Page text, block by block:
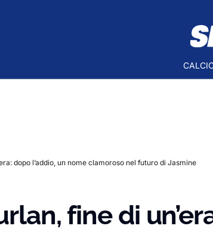
dopo l’addio, un nome clamoroso nel futuro di Jasmine
fine di